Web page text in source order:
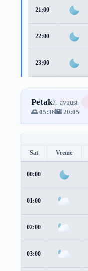
21:00
22:00
23:00
Petak7. avgust
🌅 05:36🌇 20:05
Sat Vreme
00:00
01:00
02:00
03:00